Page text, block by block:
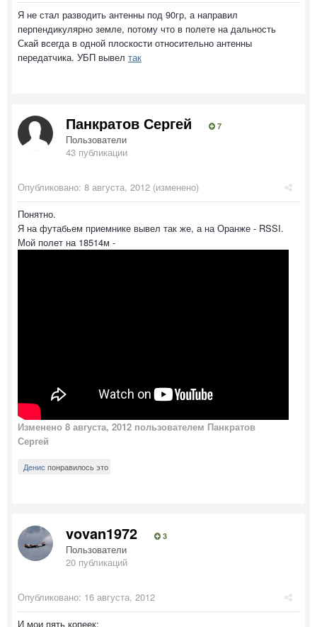
Я не стал разводить антенны под 90гр, а направил
перпендикулярно земле, потому что в полете на дальность
Скай всегда в одной плоскости относительно антенны
передатчика. УБП вывел так
Панкратов Сергей 7
Пользователи
43 публикации
Опубликовано: 8 августа, 2012 (изменено)
Понятно.
Я на футабьем приемнике вывел так же, а на Оранже - RSSI.
Мой полет на 18514м -
Изменено 8 августа, 2012 пользователем Панкратов
Сергей
Денис понравилось это
vovan1972 3
Пользователи
20 публикаций
Опубликовано: 16 августа, 2012
И мои пять копеек: